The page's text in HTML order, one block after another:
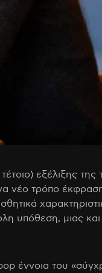
εξέλιξης της
νέο τρόπο
υπόθεση, μιας και
έννοια του